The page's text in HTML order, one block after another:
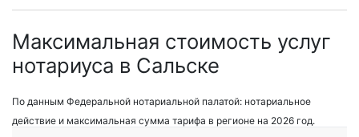
Максимальная стоимость услуг
нотариуса в Сальске
По данным Федеральной нотариальной палатой: нотариальное
действие и максимальная сумма тарифа в регионе на 2026 год.